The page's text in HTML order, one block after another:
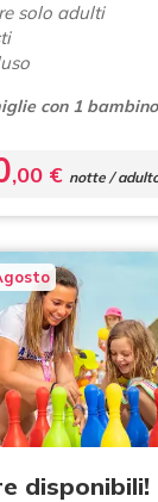
solo adulti
con 1
,00 € notte /
disponibili!